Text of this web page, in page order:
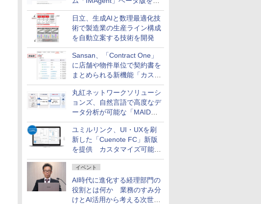
供
日立、生成AIと数理最適化技
術で製造業の生産ライン構成
を自動立案する技術を開発
Sansan、「Contract One」
に店舗や物件単位で契約書を
まとめられる新機能「カスタ
ム契約ツリー」を追加
丸紅ネットワークソリューシ
ョンズ、自然言語で高度なデ
ータ分析が可能な「MAIDOA
AI ASSIST」を9月より提供
ユミルリンク、UI・UXを刷
新した「Cuenote FC」新版
を提供 カスタマイズ可能な
ダッシュボード画面を搭載
イベント
AI時代に進化する経理部門の
役割とは何か 業務のすみ分
けとAI活用から考える次世代